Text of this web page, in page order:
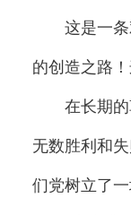
这是一条
的创造之路
在长期的
无数胜利和
们党树立了